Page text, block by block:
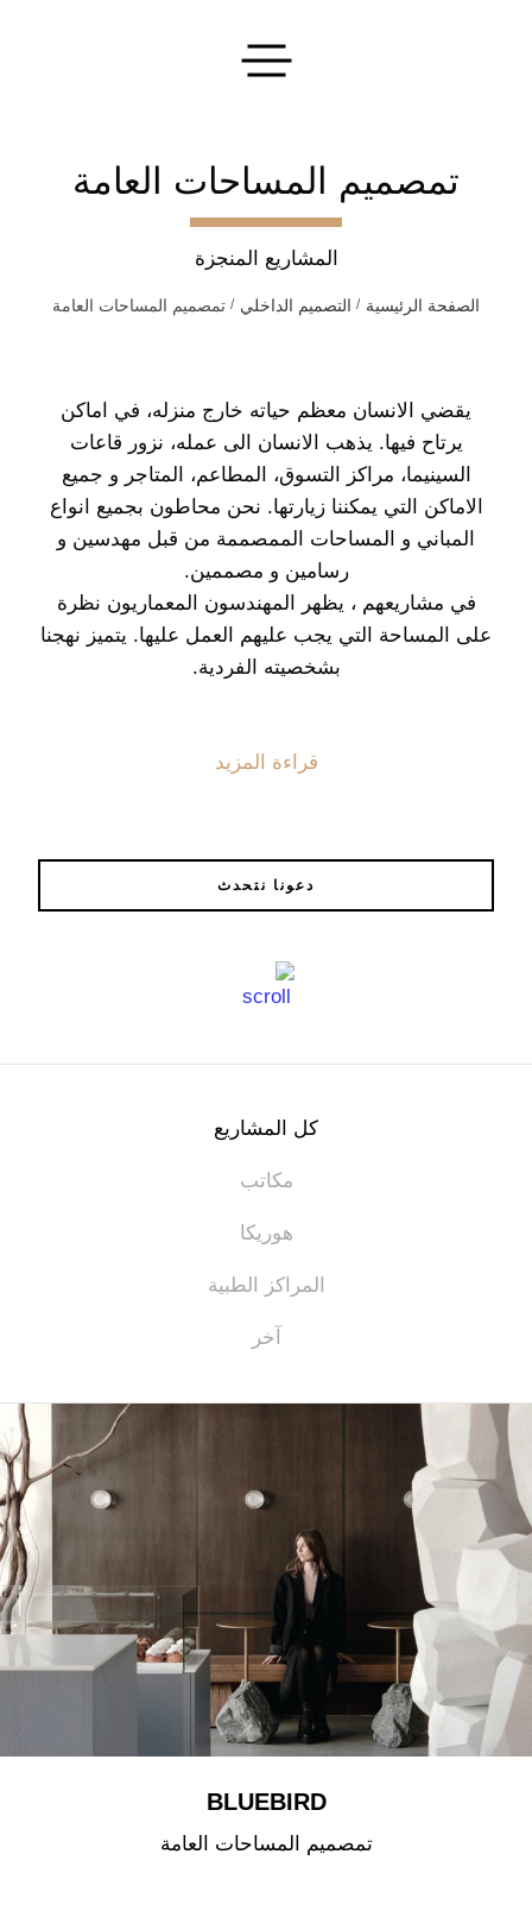
تمصميم المساحات العامة
المشاريع المنجزة
الصفحة الرئيسية التصميم الداخلي تمصميم المساحات العامة
يقضي الانسان معظم حياته خارج منزله، في اماكن
يرتاح فيها. يذهب الانسان الى عمله، نزور قاعات
السينيما، مراكز التسوق، المطاعم، المتاجر و جميع
الاماكن التي يمكننا زيارتها. نحن محاطون بجميع انواع
المباني و المساحات الممصممة من قبل مهدسين و
رسامين و مصممين.
في مشاريعهم ، يظهر المهندسون المعماريون نظرة
على المساحة التي يجب عليهم العمل عليها. يتميز نهجنا
بشخصيته الفردية.
قراءة المزيد
دعونا نتحدث
كل المشاريع
مكاتب
هوريكا
المراكز الطبية
آخر
BLUEBIRD
تمصميم المساحات العامة